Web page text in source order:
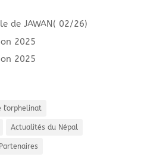
de JAWAN( 02/26)
2025
2025
l'orphelinat
Actualités du Népal
Partenaires